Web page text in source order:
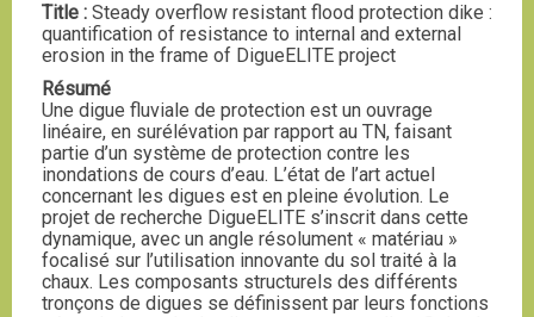
Title : Steady overflow resistant flood protection dike :
quantification of resistance to internal and external
erosion in the frame of DigueELITE project
Résumé
Une digue fluviale de protection est un ouvrage
linéaire, en surélévation par rapport au TN, faisant
partie d’un système de protection contre les
inondations de cours d’eau. L’état de l’art actuel
concernant les digues est en pleine évolution. Le
projet de recherche DigueELITE s’inscrit dans cette
dynamique, avec un angle résolument « matériau »
focalisé sur l’utilisation innovante du sol traité à la
chaux. Les composants structurels des différents
tronçons de digues se définissent par leurs fonctions